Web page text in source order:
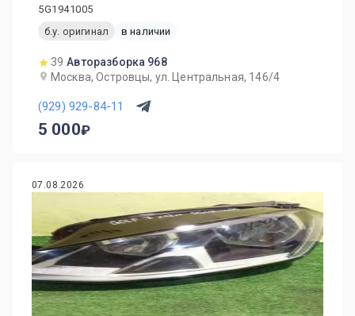
5G1941005
б.у. оригинал
в наличии
39 Авторазборка 968
Москва, Островцы, ул. Центральная, 146/4
(929) 929-84-11
5 000
07.08.2026